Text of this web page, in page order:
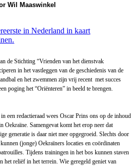
Wil Maaswinkel
in Nederland in kaart
de Stichting “Vrienden van het dienstvak
in het vastleggen van de geschiedenis van de
en het zwemmen zijn vrij recent met succes
poging het “Oriënteren” in beeld te brengen.
een redactieraad wees Oscar Prins ons op de inhoud
Oekraïne. Samengevat komt het erop neer dat
generatie is daar niet mee opgegroeid. Slechts door
(jonge) Oekraïners locaties en coördinaten
Tijdens trainingen in het bos kunnen staven
het reliëf in het terrein. Wie geregeld geniet van